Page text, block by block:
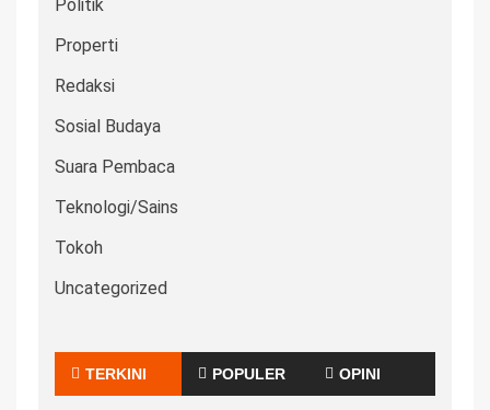
Politik
Properti
Redaksi
Sosial Budaya
Suara Pembaca
Teknologi/Sains
Tokoh
Uncategorized
TERKINI POPULER OPINI